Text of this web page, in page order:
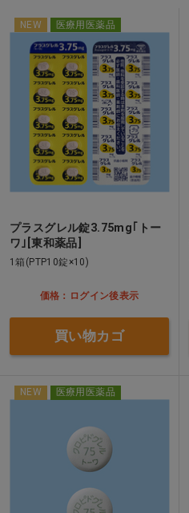
NEW 医療用医薬品
プラスグレル錠3.75mg｢トー
ワ｣[東和薬品]
1箱(PTP10錠×10)
価格：ログイン後表示
買い物カゴ
NEW 医療用医薬品